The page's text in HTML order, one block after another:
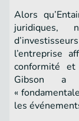
Alors
juridiques,
l’entreprise
conformité
Gibson a
«
les